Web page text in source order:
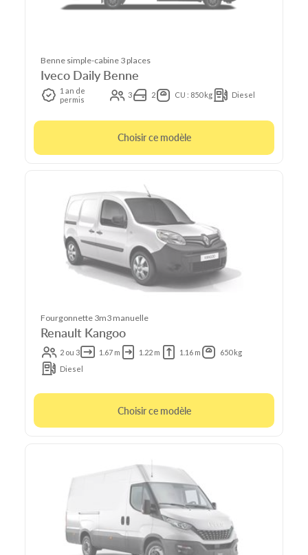
Benne simple-cabine 3 places
Iveco Daily Benne
1 an de
permis
3 2 CU : 850 kg Diesel
Choisir ce modèle
Fourgonnette 3m3 manuelle
Renault Kangoo
2 ou 3 1.67 m 1.22 m 1.16 m
650 kg
Diesel
Choisir ce modèle